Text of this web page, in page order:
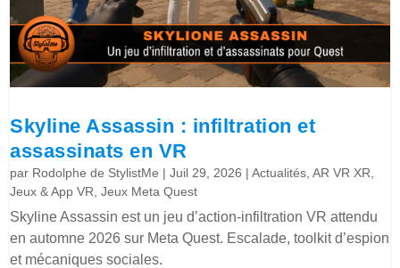
Skyline Assassin : infiltration et
assassinats en VR
par Rodolphe de StylistMe |Juil 29, 2026 |Actualités ,AR VR XR
Jeux & App VR ,Jeux Meta Quest
Skyline Assassin est un jeu d’action-infiltration VR attendu
en automne 2026 sur Meta Quest. Escalade, toolkit d’espion
et mécaniques sociales.